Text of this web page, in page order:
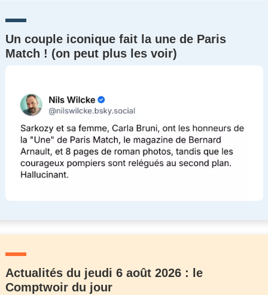
Un couple iconique fait la une de Paris
Match ! (on peut plus les voir)
Actualités du jeudi 6 août 2026 : le
Comptwoir du jour